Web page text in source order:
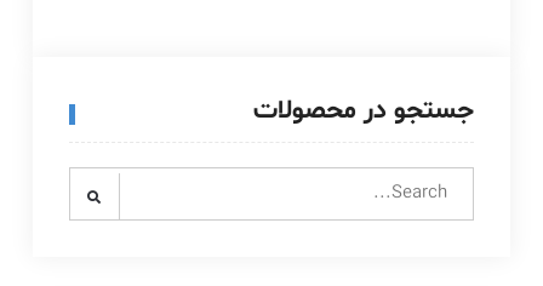
جستجو در محصولات
Search